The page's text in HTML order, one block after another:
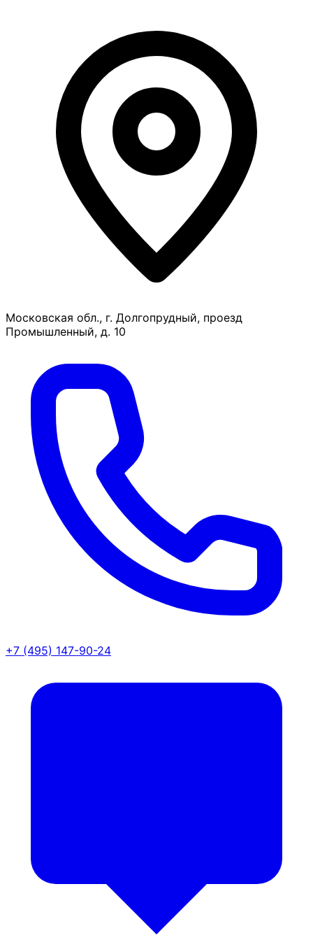
Московская обл., г. Долгопрудный, проезд
Промышленный, д. 10
+7 (495) 147-90-24